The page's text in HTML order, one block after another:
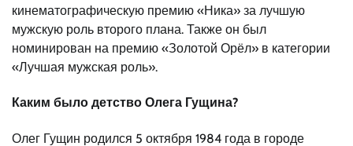
кинематографическую премию «Ника» за лучшую
мужскую роль второго плана. Также он был
номинирован на премию «Золотой Орёл» в категории
«Лучшая мужская роль».
Каким было детство Олега Гущина?
Олег Гущин родился 5 октября 1984 года в городе